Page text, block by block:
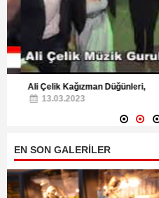
Ali Çelik Kağızman Düğünleri,
13.03.2023
EN SON GALERİLER